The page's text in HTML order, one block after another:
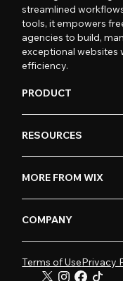
streamlined
tools, it empowers
agencies to build,
exceptional websites
efficiency.
PRODUCT
RESOURCES
MORE FROM WIX
COMPANY
Terms of UsePrivacy